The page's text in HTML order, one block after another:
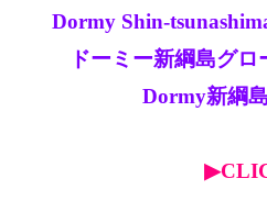
Dormy Shin-
ドーミー新綱島グ
Dormy新綱